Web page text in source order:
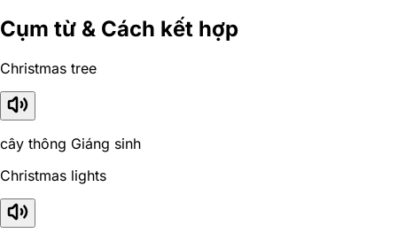
Cụm từ & Cách kết hợp
Christmas tree
cây thông Giáng sinh
Christmas lights